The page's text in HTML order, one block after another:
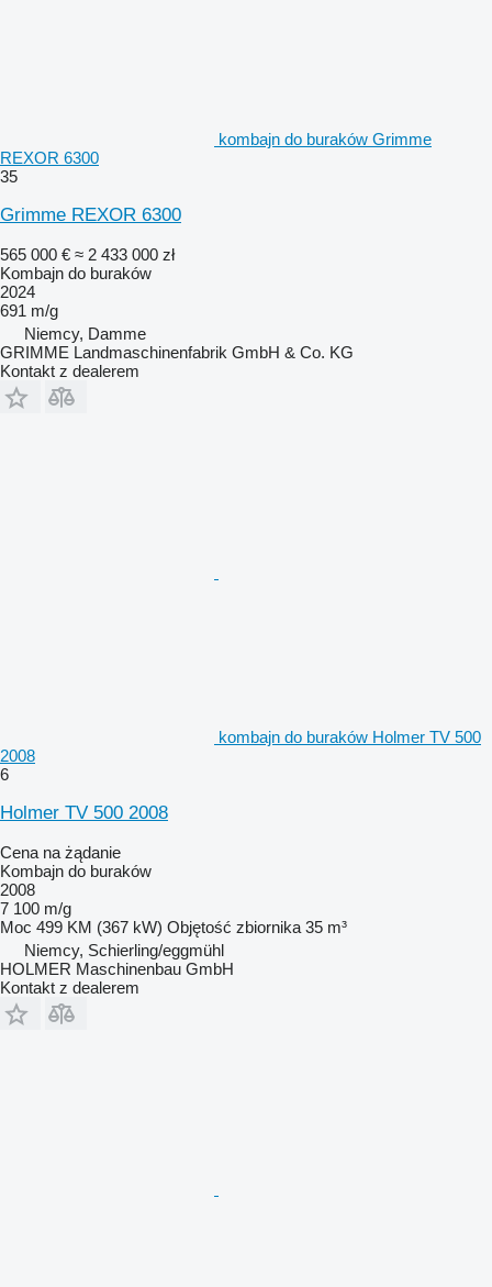
kombajn do buraków Grimme
REXOR 6300
35
Grimme REXOR 6300
565 000 € ≈ 2 433 000 zł
Kombajn do buraków
2024
691 m/g
Niemcy, Damme
GRIMME Landmaschinenfabrik GmbH & Co. KG
Kontakt z dealerem
kombajn do buraków Holmer TV 500
2008
6
Holmer TV 500 2008
Cena na żądanie
Kombajn do buraków
2008
7 100 m/g
Moc 499 KM (367 kW) Objętość zbiornika 35 m³
Niemcy, Schierling/eggmühl
HOLMER Maschinenbau GmbH
Kontakt z dealerem